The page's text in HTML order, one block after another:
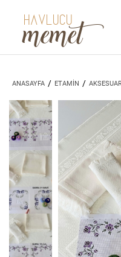
HAVLUCU
memet
ANASAYFA / ETAMİN /